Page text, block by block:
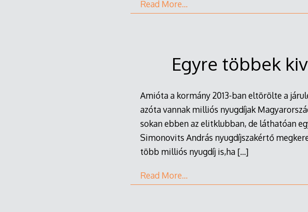
Read More…
Egyre többek
Amióta a kormány 2013-ban eltörölte a
azóta vannak milliós nyugdíjak
sokan ebben az elitklubban, de láthatóan
Simonovits András nyugdíjszakértő
több milliós nyugdíj is,ha […]
Read More…